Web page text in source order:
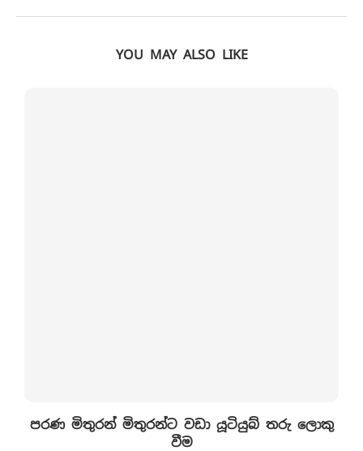
YOU MAY ALSO LIKE
පරණ මිතුරන් මිතුරන්ට වඩා යූටියුබ් තරු ලොකු
වීම